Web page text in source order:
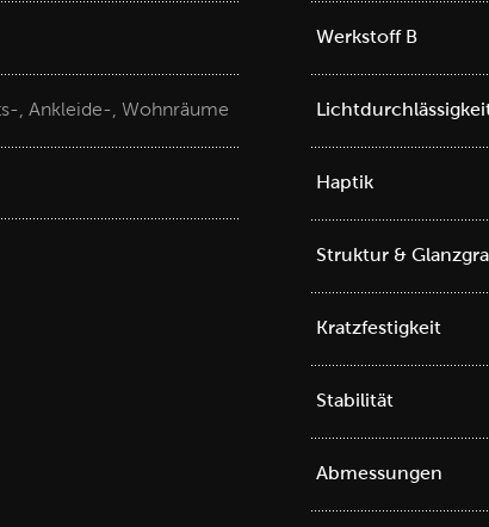
, Ankleide-, Wohnräume
Werkstoff B
Haptik
Struktur &
Kratzfestigkeit
Stabilität
Abmessungen